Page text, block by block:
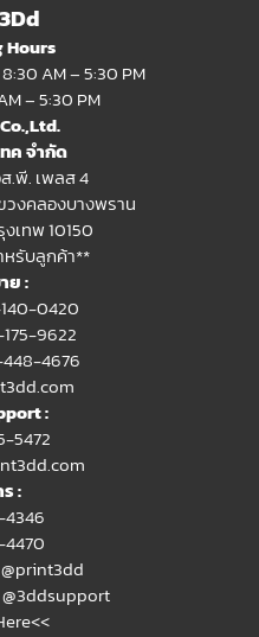
Hours
AM – 5:30 PM
– 5:30 PM
ค จำกัด
ส.พี. เพลส 4
งคลองบางพราน
เทพ 10150
รับลูกค้า**
ย :
0420
9622
4676
:
5472
:
@print3dd
@3ddsupport